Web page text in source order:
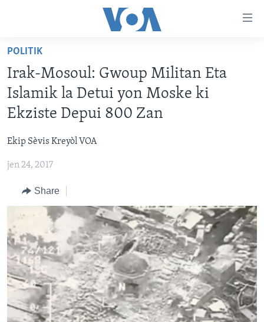
Skip
main
content
Skip
to
main
Navigation
Skip
Search
AYITI
LÈZETAZINI
AMERIK LATIN
VIDEO
FLASHPOINT IKRÈN
Learning English
SUIV NOU
Languages
POLITIK
Irak-Mosoul: Gwoup Militan Eta
Islamik la Detui yon Moske ki
Ekziste Depui 800 Zan
Ekip Sèvis Kreyòl VOA
jen 24, 2017
Share